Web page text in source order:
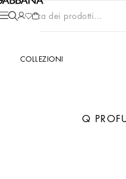
Cerca dei prodotti...
COLLEZIONI
Q